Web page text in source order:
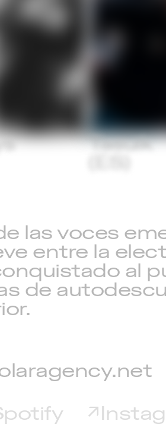
las voces
entre la
al
de
Tasuik